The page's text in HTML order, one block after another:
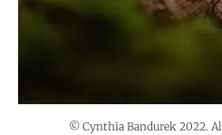
© Cynthia Bandurek 2022.